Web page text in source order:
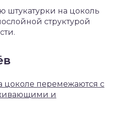
штукатурки на цоколь
структурой
цоколе перемежаются с
и